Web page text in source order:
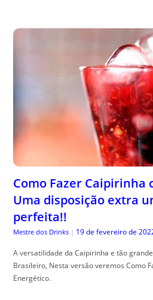
Como Fazer Caipirinha
Uma disposição extra
perfeita!!
Mestre dos Drinks | 19 de fevereiro de
A versatilidade da Caipirinha e tão
Brasileiro, Nesta versão veremos Como
Energético.